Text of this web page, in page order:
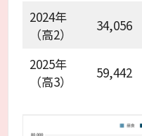
2024年
（高2）
34,056
2025年
（高3）
59,442